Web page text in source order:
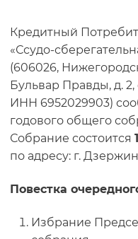
Кредитный
«Ссудо-
(606026,
Бульвар Правды, д. 2,
ИНН 6952029903)
годового общего
Собрание состоится
по адресу: г.
Повестка
Избрание